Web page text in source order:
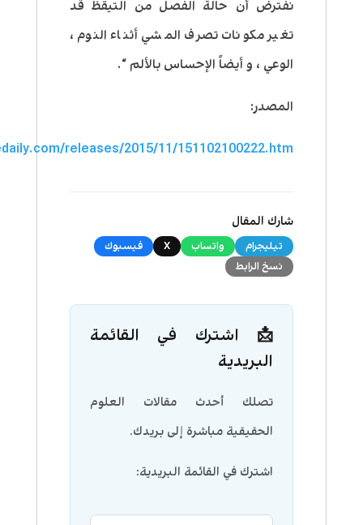
نفترض أن حالة الفصل من التيقظ قد
تغير مكونات تصرف المشي أثناء النوم ،
الوعي ، و أيضاً الإحساس بالألم “.
المصدر:
releases/2015/11/151102100222.htm
شارك المقال
تيليجرام واتساب X
فيسبوك
نسخ الرابط
📩 اشترك في القائمة
البريدية
تصلك أحدث مقالات العلوم
الحقيقية مباشرة إلى بريدك.
اشترك في القائمة البريدية: